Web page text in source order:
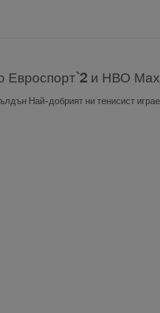
Евроспорт`2 и НВО Мах
Беретини